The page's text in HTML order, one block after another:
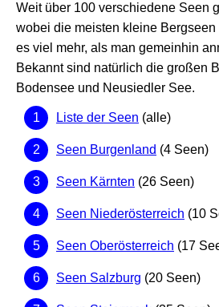
Weit über 100 verschiedene Seen
wobei die meisten kleine
es viel mehr, als man gemeinhin
Bekannt sind natürlich die großen
Bodensee und Neusiedler See.
Liste der Seen (alle)
Seen Burgenland (4 Seen)
Seen Kärnten (26 Seen)
Seen Niederösterreich (10
Seen Oberösterreich (17
Seen Salzburg (20 Seen)